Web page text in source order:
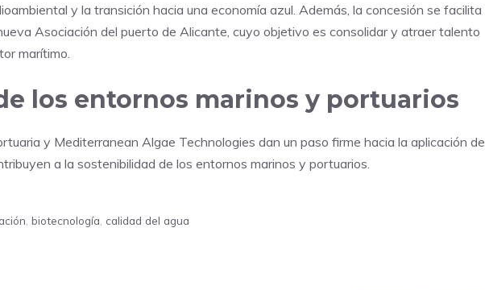
y la transición hacia una economía azul. Además, la concesión se facilita
Asociación del puerto de Alicante, cuyo objetivo es consolidar y atraer talento
marítimo.
los entornos marinos y portuarios
y Mediterranean Algae Technologies dan un paso firme hacia la aplicación de
a la sostenibilidad de los entornos marinos y portuarios.
, biotecnología, calidad del agua